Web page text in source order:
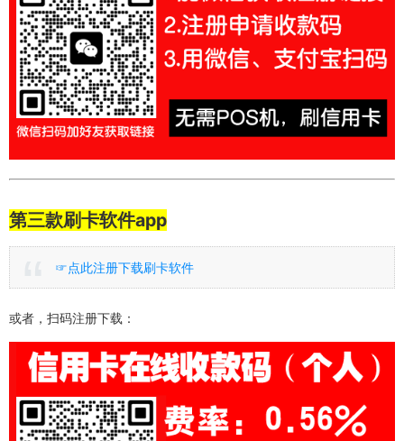
第三款刷卡软件app
☞点此注册下载刷卡软件
或者，扫码注册下载：